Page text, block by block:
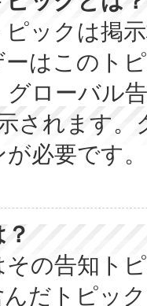
ックは掲
はこのト
ローバル
されます
必要です。
の告知ト
だトピッ